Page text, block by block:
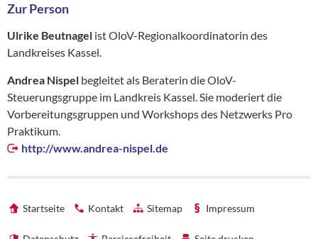
Zur Person
Ulrike Beutnagel ist OloV-Regionalkoordinatorin des
Landkreises Kassel.
Andrea Nispel begleitet als Beraterin die OloV-
Steuerungsgruppe im Landkreis Kassel. Sie moderiert die
Vorbereitungsgruppen und Workshops des Netzwerks Pro
Praktikum.
http://www.andrea-nispel.de
Startseite Kontakt Sitemap Impressum